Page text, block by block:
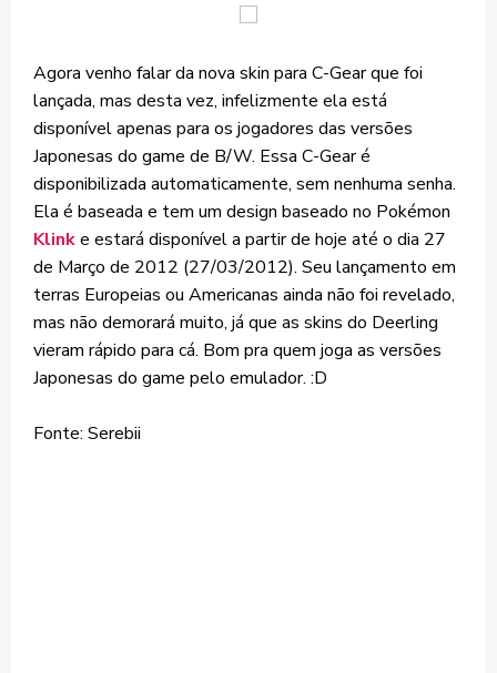
Agora venho falar da nova skin para C-Gear que foi
lançada, mas desta vez, infelizmente ela está
disponível apenas para os jogadores das versões
Japonesas do game de B/W. Essa C-Gear é
disponibilizada automaticamente, sem nenhuma senha.
Ela é baseada e tem um design baseado no Pokémon
Klinke estará disponível a partir de hoje até o dia 27
de Março de 2012 (27/03/2012). Seu lançamento em
terras Europeias ou Americanas ainda não foi revelado,
mas não demorará muito, já que as skins do Deerling
vieram rápido para cá. Bom pra quem joga as versões
Japonesas do game pelo emulador. :D
Fonte: Serebii